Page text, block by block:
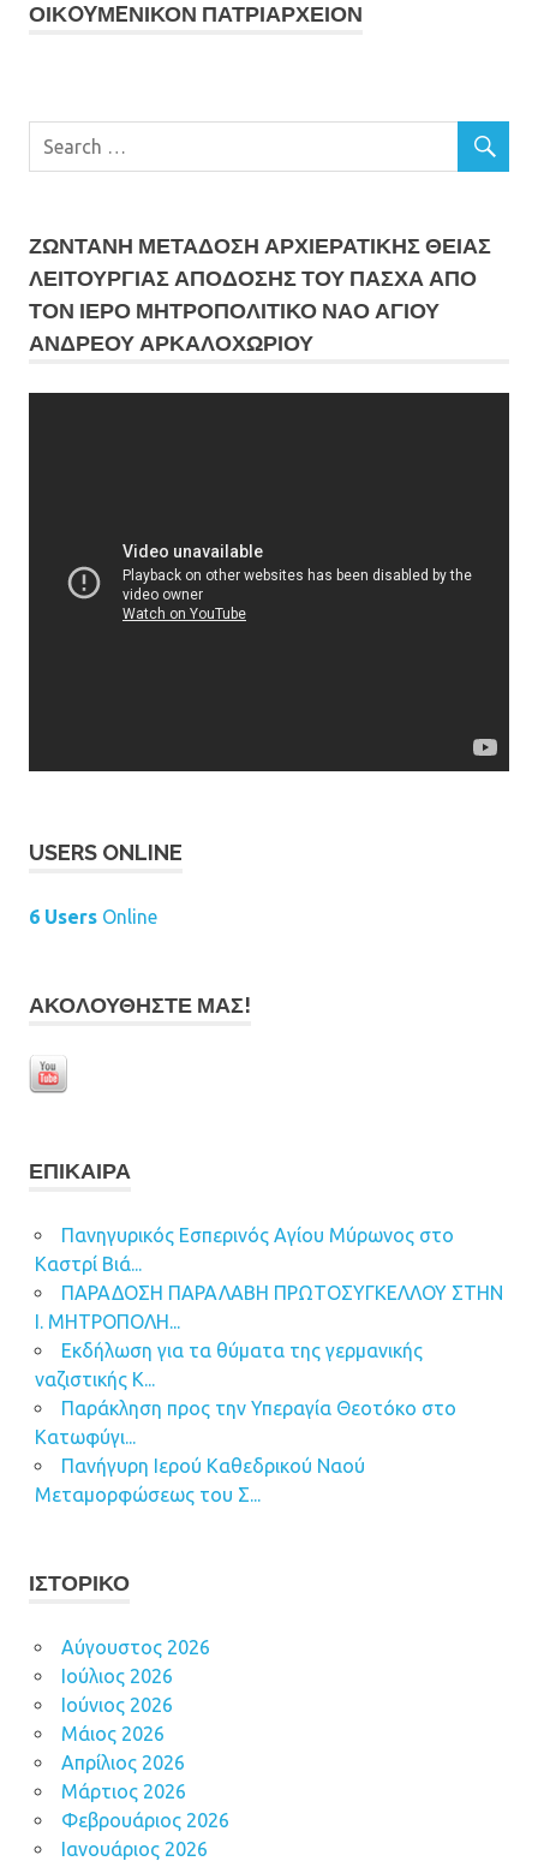
ΟΙΚOYΜEΝΙΚΟΝ ΠΑΤΡΙΑΡΧΕΙΟΝ
ΖΩΝΤΑΝΗ ΜΕΤΆΔΟΣΗ ΑΡΧΙΕΡΑΤΙΚΗΣ ΘΕΙΑΣ
ΛΕΙΤΟΥΡΓΙΑΣ ΑΠΟΔΟΣΗΣ ΤΟΥ ΠΑΣΧΑ ΑΠΟ
ΤΟΝ ΙΕΡΟ ΜΗΤΡΟΠΟΛΙΤΙΚΟ ΝΑΟ ΑΓΙΟΥ
ΑΝΔΡΕΟΥ ΑΡΚΑΛΟΧΩΡΙΟΥ
USERS ONLINE
6 Users Online
ΑΚΟΛΟΥΘΉΣΤΕ ΜΑΣ!
ΕΠΊΚΑΙΡΑ
Πανηγυρικός Εσπερινός Αγίου Μύρωνος στο
Καστρί Βιά...
ΠΑΡΑΔΟΣΗ ΠΑΡΑΛΑΒΗ ΠΡΩΤΟΣΥΓΚΕΛΛΟΥ ΣΤΗΝ
Ι. ΜΗΤΡΟΠΟΛΗ...
Εκδήλωση για τα θύματα της γερμανικής
ναζιστικής Κ...
Παράκληση προς την Υπεραγία Θεοτόκο στο
Κατωφύγι...
Πανήγυρη Ιερού Καθεδρικού Ναού
Μεταμορφώσεως του Σ...
ΙΣΤΟΡΙΚΌ
Αύγουστος 2026
Ιούλιος 2026
Ιούνιος 2026
Μάιος 2026
Απρίλιος 2026
Μάρτιος 2026
Φεβρουάριος 2026
Ιανουάριος 2026